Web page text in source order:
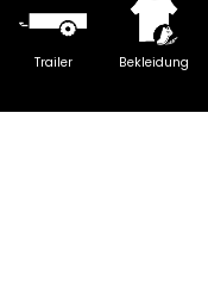
Trailer Bekleidung